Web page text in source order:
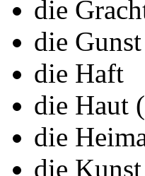
die
die
die Haft
die Haut
die
die